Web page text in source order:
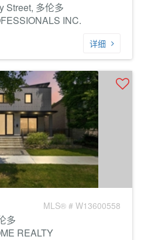
Street, 多伦多
INC.
详细
MLS® # W13600558
多
REALTY